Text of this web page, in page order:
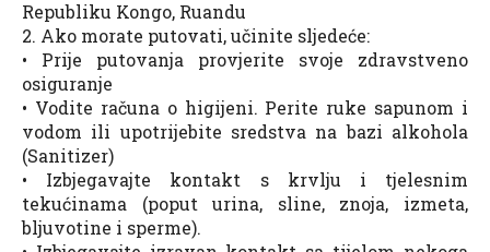
Republiku Kongo, Ruandu
2. Ako morate putovati, učinite sljedeće:
• Prije putovanja provjerite svoje zdravstveno
osiguranje
• Vodite računa o higijeni. Perite ruke sapunom i
vodom ili upotrijebite sredstva na bazi alkohola
(Sanitizer)
• Izbjegavajte kontakt s krvlju i tjelesnim
tekućinama (poput urina, sline, znoja, izmeta,
bljuvotine i sperme).